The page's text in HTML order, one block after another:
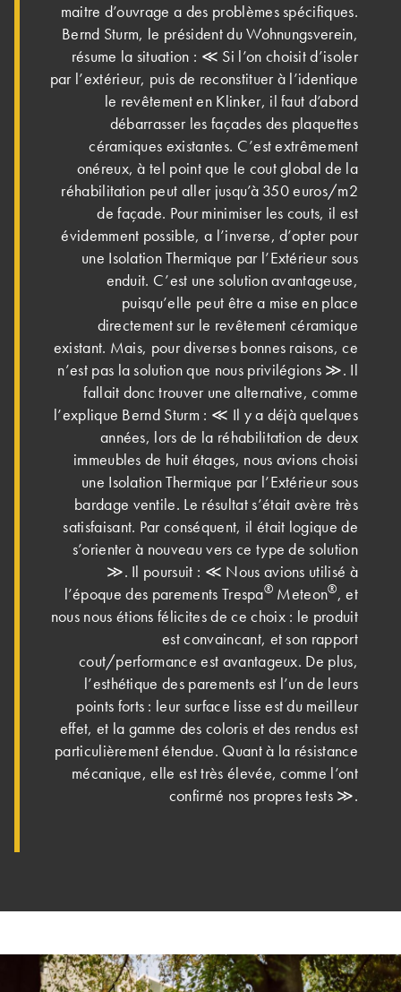
maitre d’ouvrage a des problèmes spécifiques.
Bernd Sturm, le président du Wohnungsverein,
résume la situation : ≪ Si l’on choisit d’isoler
par l’extérieur, puis de reconstituer à l’identique
le revêtement en Klinker, il faut d’abord
débarrasser les façades des plaquettes
céramiques existantes. C’est extrêmement
onéreux, à tel point que le cout global de la
réhabilitation peut aller jusqu’à 350 euros/m2
de façade. Pour minimiser les couts, il est
évidemment possible, a l’inverse, d’opter pour
une Isolation Thermique par l’Extérieur sous
enduit. C’est une solution avantageuse,
puisqu’elle peut être a mise en place
directement sur le revêtement céramique
existant. Mais, pour diverses bonnes raisons, ce
n’est pas la solution que nous privilégions ≫. Il
fallait donc trouver une alternative, comme
l’explique Bernd Sturm : ≪ Il y a déjà quelques
années, lors de la réhabilitation de deux
immeubles de huit étages, nous avions choisi
une Isolation Thermique par l’Extérieur sous
bardage ventile. Le résultat s’était avère très
satisfaisant. Par conséquent, il était logique de
s’orienter à nouveau vers ce type de solution
≫. Il poursuit : ≪ Nous avions utilisé à
l’époque des parements Trespa® Meteon®, et
nous nous étions félicites de ce choix : le produit
est convaincant, et son rapport
cout/performance est avantageux. De plus,
l’esthétique des parements est l’un de leurs
points forts : leur surface lisse est du meilleur
effet, et la gamme des coloris et des rendus est
particulièrement étendue. Quant à la résistance
mécanique, elle est très élevée, comme l’ont
confirmé nos propres tests ≫.